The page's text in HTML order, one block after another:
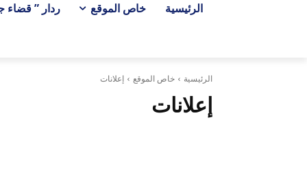
الرئيسية خاص الموقع ردار ” قضاء
الرئيسية خاص الموقع إعلانات
إعلانات